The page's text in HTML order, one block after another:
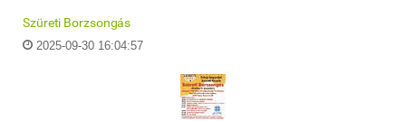
Szüreti Borzsongás
2025-09-30 16:04:57